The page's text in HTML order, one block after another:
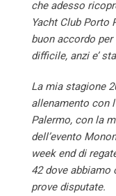
che adesso
Yacht Club Porto
buon accordo per
difficile, anzi e’
La mia stagione
allenamento con
Palermo, con la
dell’evento
week end di
42 dove abbiamo
prove disputate.